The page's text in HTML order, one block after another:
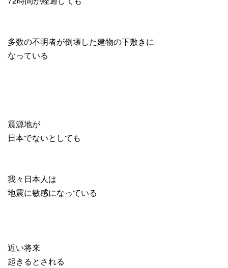
多数の不明者が倒壊した建物の下敷きに
なっている
震源地が
日本でないとしても
我々日本人は
地震に敏感になっている
近い将来
起きるとされる